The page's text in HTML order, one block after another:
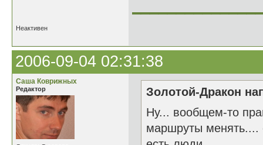
Неактивен
2006-09-04 02:31:38
Саша Коврижных
Редактор
Золотой-Дракон
Ну... вообщем-то
маршруты менять....